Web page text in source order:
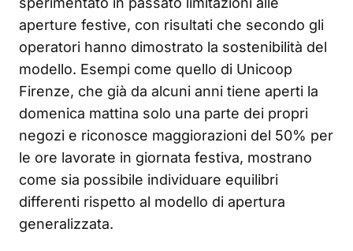
aperture festive, con risultati che secondo gli
operatori hanno dimostrato la sostenibilità del
modello. Esempi come quello di Unicoop
Firenze, che già da alcuni anni tiene aperti la
domenica mattina solo una parte dei propri
negozi e riconosce maggiorazioni del 50% per
le ore lavorate in giornata festiva, mostrano
come sia possibile individuare equilibri
differenti rispetto al modello di apertura
generalizzata.